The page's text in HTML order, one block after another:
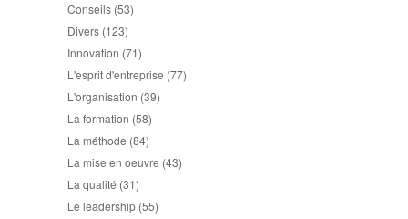
Conseils (53)
Divers (123)
Innovation (71)
L'esprit d'entreprise (77)
L'organisation (39)
La formation (58)
La méthode (84)
La mise en oeuvre (43)
La qualité (31)
Le leadership (55)